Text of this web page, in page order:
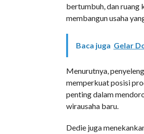
bertumbuh, dan ruang
membangun usaha
Baca juga Gelar
Menurutnya,
memperkuat posisi
penting dalam
wirausaha baru.
Dedie juga